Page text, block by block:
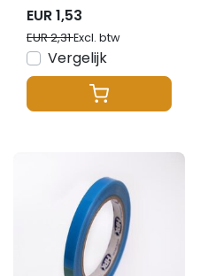
kleefkracht - 1
meter
EUR 1,53
EUR 2,31Excl. btw
Vergelijk